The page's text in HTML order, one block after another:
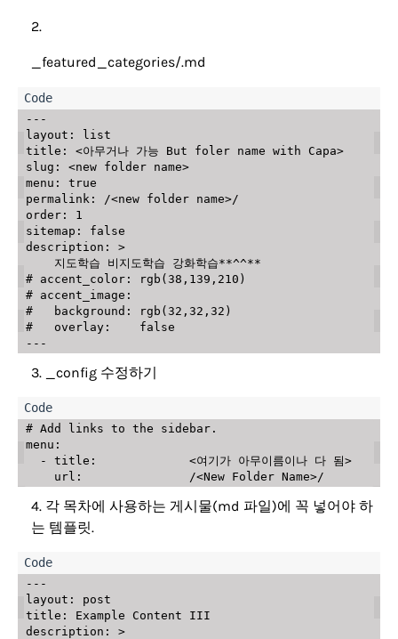
_featured_categories/.md
---
layout: list
title: <아무거나 가능 But foler name with Capa>
slug: <new folder name>
menu: true
permalink: /<new folder name>/
order: 1
sitemap: false
description: >
# accent_color: rgb(38,139,210)
# accent_image:
#   background: rgb(32,32,32)
#   overlay:    false
_config 수정하기
# Add links to the sidebar.
menu:
각 목차에 사용하는 게시물(md 파일)에 꼭 넣어야 하
는 템플릿.
---
layout: post
title: Example Content III
description: >